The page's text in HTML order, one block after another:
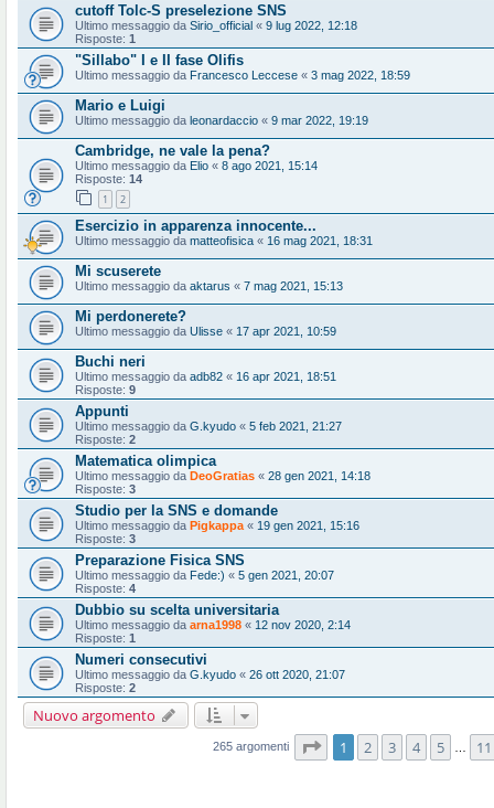
cutoff Tolc-S preselezione SNS
Ultimo messaggio da Sirio_official « 9 lug 2022, 12:18
Risposte: 1
"Sillabo" I e II fase Olifis
Ultimo messaggio da Francesco Leccese « 3 mag 2022, 18:59
Mario e Luigi
Ultimo messaggio da leonardaccio « 9 mar 2022, 19:19
Cambridge, ne vale la pena?
Ultimo messaggio da Elio « 8 ago 2021, 15:14
Risposte: 14
1 2
Esercizio in apparenza innocente...
Ultimo messaggio da matteofisica « 16 mag 2021, 18:31
Mi scuserete
Ultimo messaggio da aktarus « 7 mag 2021, 15:13
Mi perdonerete?
Ultimo messaggio da Ulisse « 17 apr 2021, 10:59
Buchi neri
Ultimo messaggio da adb82 « 16 apr 2021, 18:51
Risposte: 9
Appunti
Ultimo messaggio da G.kyudo « 5 feb 2021, 21:27
Risposte: 2
Matematica olimpica
Ultimo messaggio da DeoGratias « 28 gen 2021, 14:18
Risposte: 3
Studio per la SNS e domande
Ultimo messaggio da Pigkappa « 19 gen 2021, 15:16
Risposte: 3
Preparazione Fisica SNS
Ultimo messaggio da Fede:) « 5 gen 2021, 20:07
Risposte: 4
Dubbio su scelta universitaria
Ultimo messaggio da arna1998 « 12 nov 2020, 2:14
Risposte: 1
Numeri consecutivi
Ultimo messaggio da G.kyudo « 26 ott 2020, 21:07
Risposte: 2
Nuovo argomento
265 argomenti Pagina1 di11
1 2 3 4 5 11